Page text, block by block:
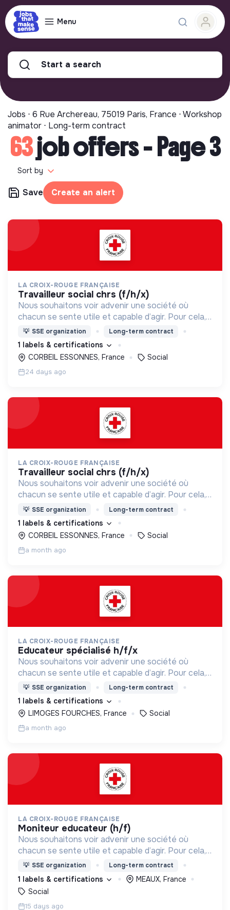
Menu
Start a search
Jobs ⋅ 6 Rue Archereau, 75019 Paris, France ⋅ Workshop
animator ⋅ Long-term contract
63job offers - Page 3
Sort by
Save Create an alert
LA CROIX-ROUGE FRANÇAISE
travailleur social chrs (f/h/x)
Nous souhaitons voir advenir une société où
chacun se sente utile et capable d’agir. Pour cela,
nous proposons des moyens et des lieux
d’engagement innovants et adaptés à tous.
💡 SSE organization Long-term contract
1 labels & certifications
CORBEIL ESSONNES, France
Social
24 days ago
LA CROIX-ROUGE FRANÇAISE
travailleur social chrs (f/h/x)
Nous souhaitons voir advenir une société où
chacun se sente utile et capable d’agir. Pour cela,
nous proposons des moyens et des lieux
d’engagement innovants et adaptés à tous.
💡 SSE organization Long-term contract
1 labels & certifications
CORBEIL ESSONNES, France
Social
a month ago
LA CROIX-ROUGE FRANÇAISE
educateur spécialisé h/f/x
Nous souhaitons voir advenir une société où
chacun se sente utile et capable d’agir. Pour cela,
nous proposons des moyens et des lieux
d’engagement innovants et adaptés à tous.
💡 SSE organization Long-term contract
1 labels & certifications
LIMOGES FOURCHES, France
Social
a month ago
LA CROIX-ROUGE FRANÇAISE
moniteur educateur (h/f)
Nous souhaitons voir advenir une société où
chacun se sente utile et capable d’agir. Pour cela,
nous proposons des moyens et des lieux
d’engagement innovants et adaptés à tous.
💡 SSE organization Long-term contract
1 labels & certifications
MEAUX, France
Social
15 days ago